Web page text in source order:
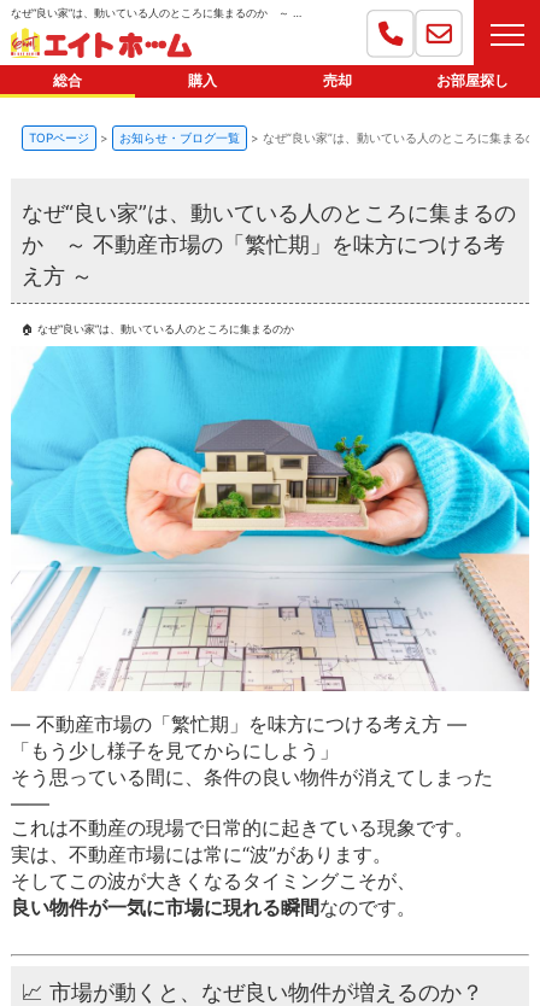
総合 購入 売却 お部屋探し
TOPページ お知らせ・ブログ一覧 なぜ“良い家”は、動いている人のところに集まる
なぜ“良い家”は、動いている人のところに集まるの
か ～ 不動産市場の「繁忙期」を味方につける考
え方 ～
🏠 なぜ“良い家”は、動いている人のところに集まるのか
― 不動産市場の「繁忙期」を味方につける考え方 ―
「もう少し様子を見てからにしよう」
そう思っている間に、条件の良い物件が消えてしまった
――
これは不動産の現場で日常的に起きている現象です。
実は、不動産市場には常に“波”があります。
そしてこの波が大きくなるタイミングこそが、
良い物件が一気に市場に現れる瞬間なのです。
📈 市場が動くと、なぜ良い物件が増えるのか？